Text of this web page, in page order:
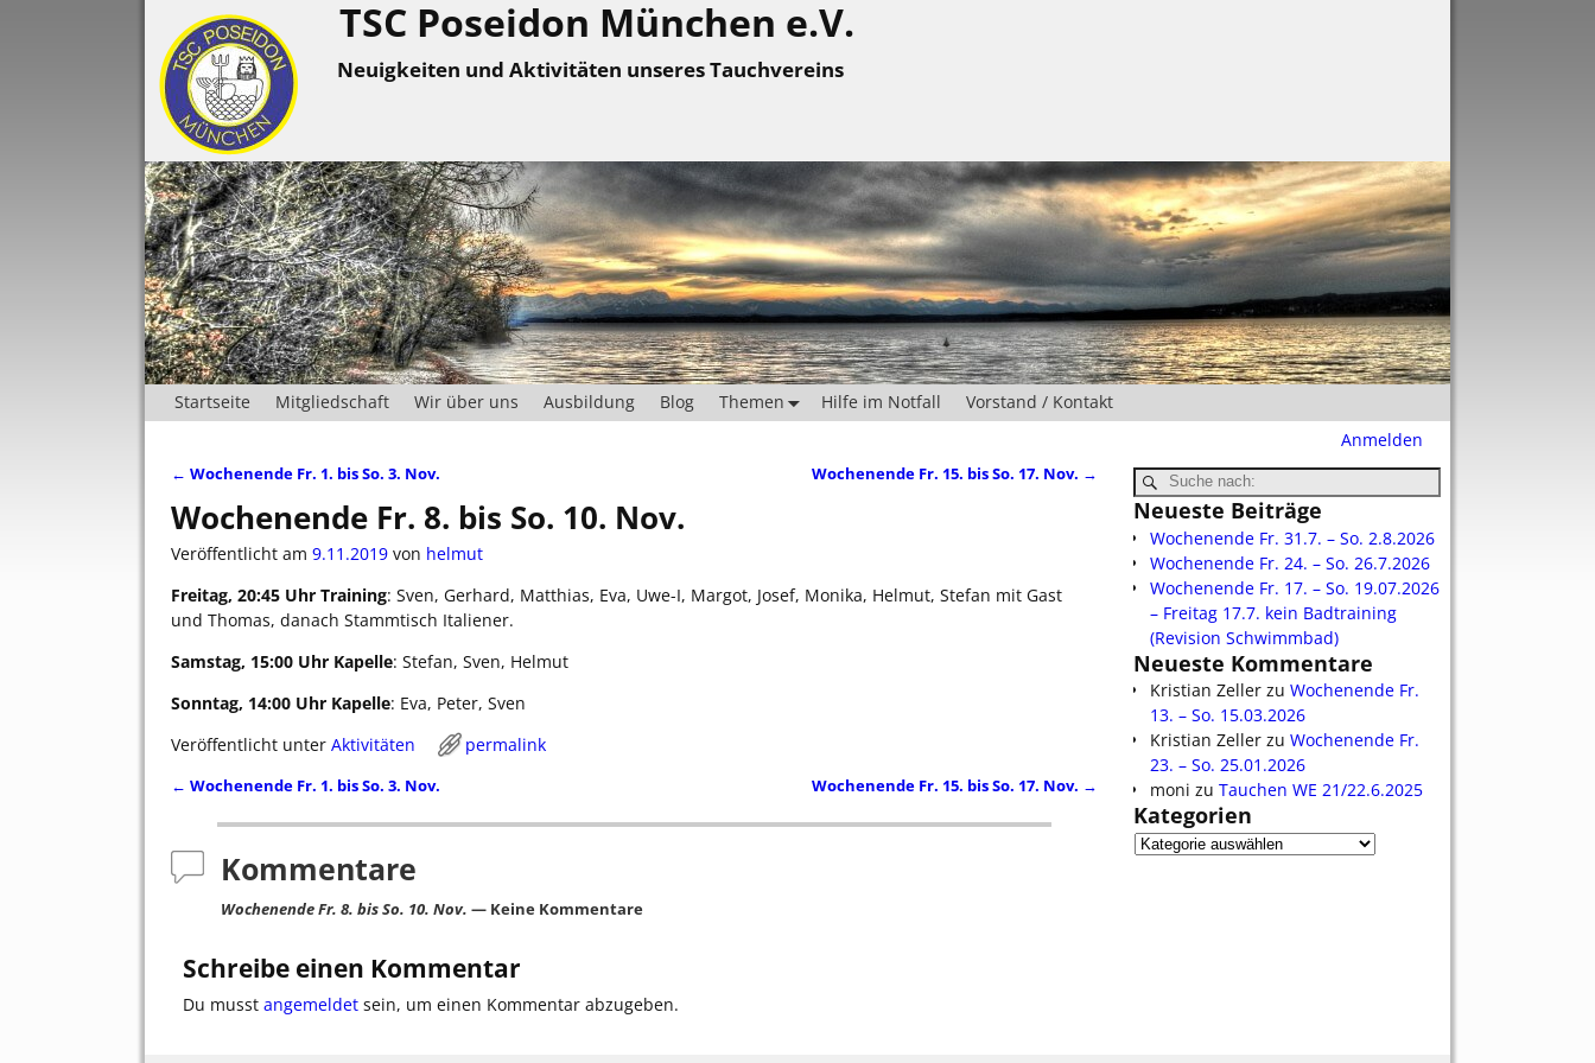
TSC Poseidon München e.V.
Neuigkeiten und Aktivitäten unseres Tauchvereins
Startseite Mitgliedschaft Wir über uns Ausbildung Blog Themen Hilfe im Notfall
Vorstand / Kontakt
Anmelden
← Wochenende Fr. 1. bis So. 3. Nov. Wochenende Fr. 15. bis So. 17. Nov. →
Wochenende Fr. 8. bis So. 10. Nov.
Veröffentlicht am 9.11.2019 von helmut
Freitag, 20:45 Uhr Training: Sven, Gerhard, Matthias, Eva, Uwe-I, Margot, Josef, Monika, Helmut, Stefan mit Gast
und Thomas, danach Stammtisch Italiener.
Samstag, 15:00 Uhr Kapelle: Stefan, Sven, Helmut
Sonntag, 14:00 Uhr Kapelle: Eva, Peter, Sven
Veröffentlicht unter Aktivitäten permalink
← Wochenende Fr. 1. bis So. 3. Nov. Wochenende Fr. 15. bis So. 17. Nov. →
Kommentare
Wochenende Fr. 8. bis So. 10. Nov. — Keine Kommentare
Schreibe einen Kommentar
Du musst angemeldet sein, um einen Kommentar abzugeben.
Neueste Beiträge
Wochenende Fr. 31.7. – So. 2.8.2026
Wochenende Fr. 24. – So. 26.7.2026
Wochenende Fr. 17. – So. 19.07.2026
– Freitag 17.7. kein Badtraining
(Revision Schwimmbad)
Neueste Kommentare
Kristian Zeller zu Wochenende Fr.
13. – So. 15.03.2026
Kristian Zeller zu Wochenende Fr.
23. – So. 25.01.2026
moni zu Tauchen WE 21/22.6.2025
Kategorien